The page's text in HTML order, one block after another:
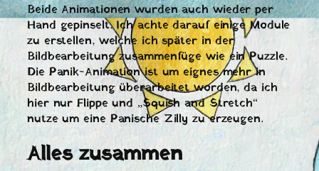
Beide Animationen wurden auch wieder per
Hand gepinselt. Ich achte darauf einige Module
zu erstellen, welche ich später in der
Bildbearbeitung zusammenfüge wie ein Puzzle.
Die Panik-Animation ist um eignes mehr in
Bildbearbeitung überarbeitet worden, da ich
hier nur Flippe und „Squish and Stretch“
nutze um eine Panische Zilly zu erzeugen.
Alles zusammen